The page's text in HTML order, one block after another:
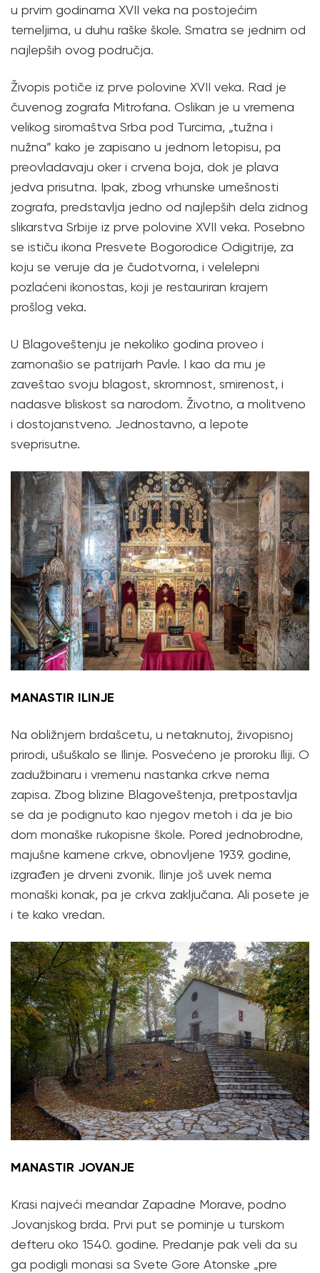
u prvim godinama XVII veka na postojećim
temeljima, u duhu raške škole. Smatra se jednim od
najlepših ovog područja.
Živopis potiče iz prve polovine XVII veka. Rad je
čuvenog zografa Mitrofana. Oslikan je u vremena
velikog siromaštva Srba pod Turcima, „tužna i
nužna” kako je zapisano u jednom letopisu, pa
preovladavaju oker i crvena boja, dok je plava
jedva prisutna. Ipak, zbog vrhunske umešnosti
zografa, predstavlja jedno od najlepših dela zidnog
slikarstva Srbije iz prve polovine XVII veka. Posebno
se ističu ikona Presvete Bogorodice Odigitrije, za
koju se veruje da je čudotvorna, i velelepni
pozlaćeni ikonostas, koji je restauriran krajem
prošlog veka.
U Blagoveštenju je nekoliko godina proveo i
zamonašio se patrijarh Pavle. I kao da mu je
zaveštao svoju blagost, skromnost, smirenost, i
nadasve bliskost sa narodom. Životno, a molitveno
i dostojanstveno. Jednostavno, a lepote
sveprisutne.
MANASTIR ILINJE
Na obližnjem brdašcetu, u netaknutoj, živopisnoj
prirodi, ušuškalo se Ilinje. Posvećeno je proroku Iliji. O
zadužbinaru i vremenu nastanka crkve nema
zapisa. Zbog blizine Blagoveštenja, pretpostavlja
se da je podignuto kao njegov metoh i da je bio
dom monaške rukopisne škole. Pored jednobrodne,
majušne kamene crkve, obnovljene 1939. godine,
izgrađen je drveni zvonik. Ilinje još uvek nema
monaški konak, pa je crkva zaključana. Ali posete je
i te kako vredan.
MANASTIR JOVANJE
Krasi najveći meandar Zapadne Morave, podno
Jovanjskog brda. Prvi put se pominje u turskom
defteru oko 1540. godine. Predanje pak veli da su
ga podigli monasi sa Svete Gore Atonske „pre